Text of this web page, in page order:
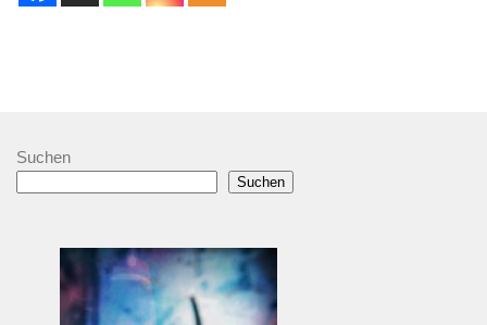
Suchen
Suchen